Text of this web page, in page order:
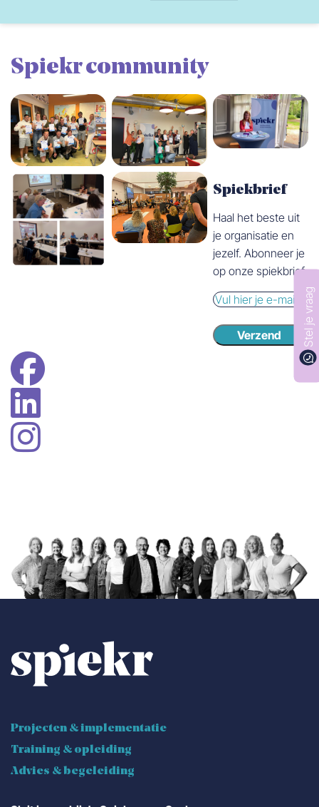
Spiekr community
Spiekbrief
Haal het beste uit
je organisatie en
jezelf. Abonneer je
op onze spiekbrief.
E-
mail
Verzend
Projecten & implementatie
Training & opleiding
Advies & begeleiding
Stel je vraag